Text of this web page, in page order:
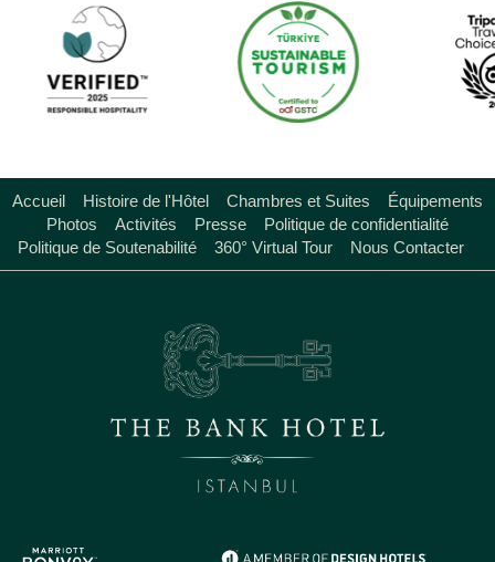
Accueil Histoire de l'Hôtel Chambres et Suites
Équipements
Photos
Activités Presse
Politique de confidentialité
Politique de Soutenabilité
360° Virtual Tour Nous Contacter